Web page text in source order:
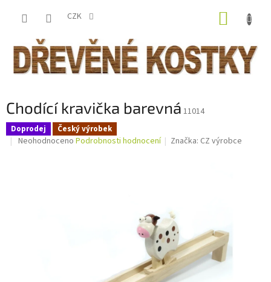
CZK
Chodící kravička barevná 11014
Doprodej Český výrobek
Průměrné
Neohodnoceno Podrobnosti hodnocení Značka: CZ výrobce